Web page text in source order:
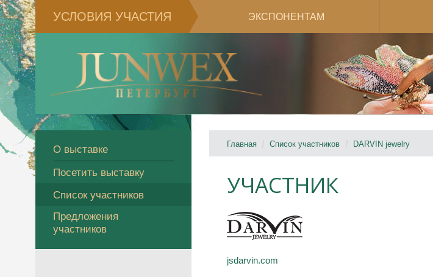
УСЛОВИЯ УЧАСТИЯ ЭКСПОНЕНТАМ
О выставке
Посетить выставку
Список участников
Предложения
участников
Главная Список участников DARVIN jewelry
УЧАСТНИК
jsdarvin.com